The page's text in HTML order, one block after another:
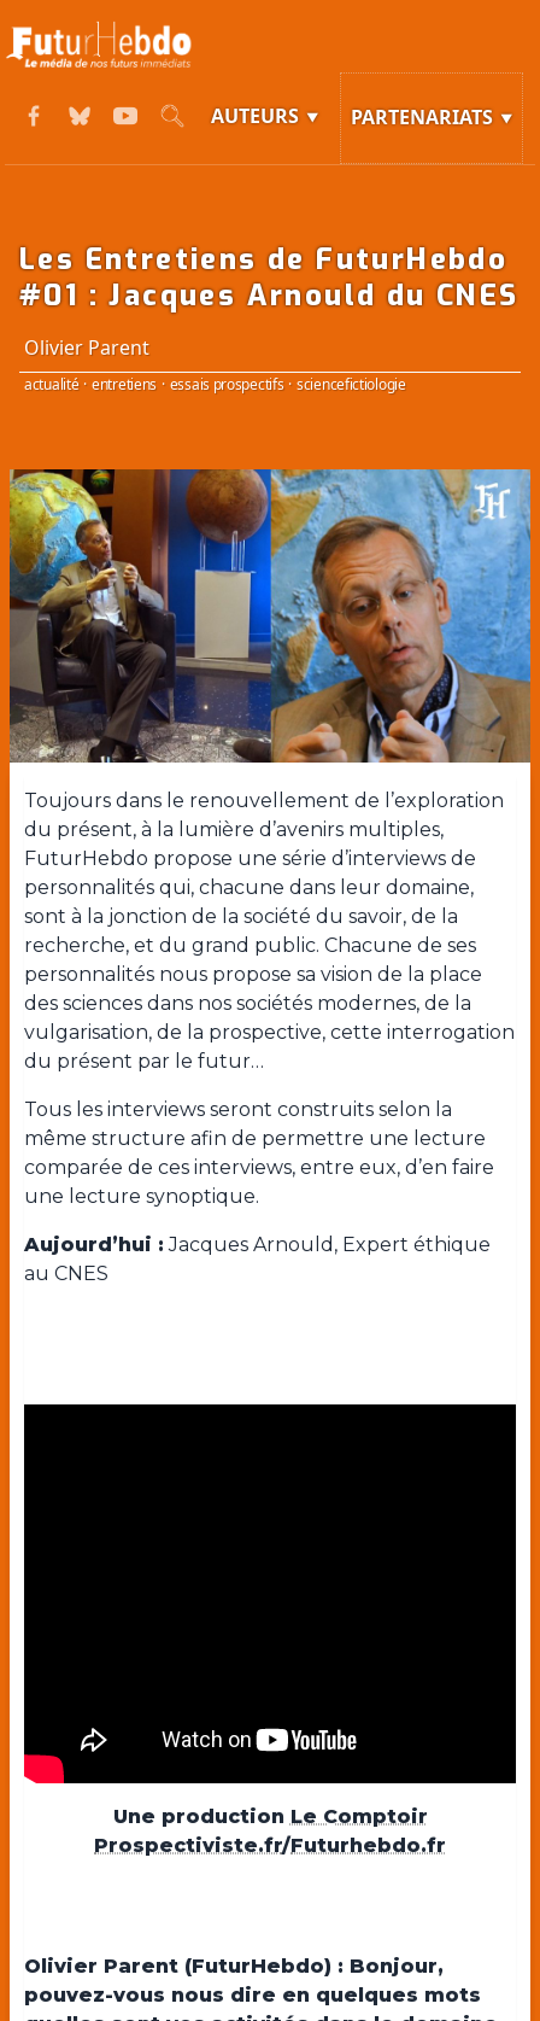
AUTEURS PARTENARIATS
Les Entretiens de FuturHebdo
#01 : Jacques Arnould du CNES
Olivier Parent
actualité · entretiens · essais prospectifs · sciencefictiologie
Toujours dans le renouvellement de l’exploration
du présent, à la lumière d’avenirs multiples,
FuturHebdo propose une série d’interviews de
personnalités qui, chacune dans leur domaine,
sont à la jonction de la société du savoir, de la
recherche, et du grand public. Chacune de ses
personnalités nous propose sa vision de la place
des sciences dans nos sociétés modernes, de la
vulgarisation, de la prospective, cette interrogation
du présent par le futur…
Tous les interviews seront construits selon la
même structure afin de permettre une lecture
comparée de ces interviews, entre eux, d’en faire
une lecture synoptique.
Aujourd’hui : Jacques Arnould, Expert éthique
au CNES
Une production Le Comptoir
Prospectiviste.fr/Futurhebdo.fr
Olivier Parent (FuturHebdo) : Bonjour,
pouvez-vous nous dire en quelques mots